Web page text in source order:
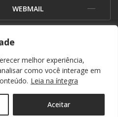
melhor experiência,
como você interage em
Leia na íntegra
Aceitar
WEBMAIL
OUVIDORIA
Todos os direitos reservados. By